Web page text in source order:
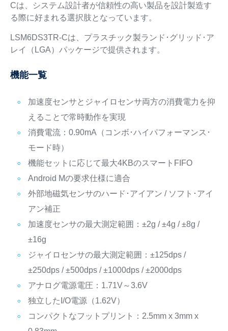
Cは、システム設計者が信頼性の高い製品を設計製造す
る際に好まれる選択肢となっています。
LSM6DS3TR-Cは、プラスチック製ランド･グリッド･ア
レイ（LGA）パッケージで提供されます。
機能一覧
加速度センサとジャイロセンサ両方の消費電力を抑
えることで常時動作を実現
消費電流：0.90mA（コンボ･ハイパフォーマンス･
モード時）
機能セットに応じて最大4KBのスマートFIFO
Android Mの要求仕様に適合
外部地磁気センサのハード･アイアン / ソフト･アイ
アン補正
加速度センサの最大測定範囲：±2g / ±4g / ±8g /
±16g
ジャイロセンサの最大測定範囲：±125dps /
±250dps / ±500dps / ±1000dps / ±2000dps
アナログ電源電圧：1.71V～3.6V
独立したI/O電源（1.62V）
コンパクトなフットプリント：2.5mm x 3mm x